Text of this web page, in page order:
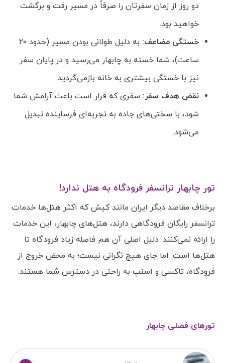
دو روز از زمان سفرتان را صرفاً در مسیر رفت و برگشت
خواهید بود.
خستگی مضاعف:
به دلیل طولانی بودن مسیر (حدود ۲۰
ساعت)، شما خسته به چابهار می‌رسید و در پایان سفر
نیز با خستگی بیشتری به خانه بازمی‌گردید.
نقض هدف سفر: سفری که قرار است باعث آرامش شما
شود، با سختی‌های جاده به تجربه‌ای فرساینده تبدیل
می‌شود.
تور چابهار ترانسفر فرودگاه به هتل ندارد!
برخلاف مقاصد دیگر ایران مانند کیش که اکثر هتل‌ها خدمات
ترانسفر رایگان فرودگاهی دارند، هتل‌های چابهار، این خدمات
را ارائه نمی‌کنند. دلیل اصلی آن هم فاصله زیاد فرودگاه تا
هتل‌ها است. اما جای هیچ نگرانی نیست؛ به محض خروج از
فرودگاه، تاکسی و اسنپ به راحتی در دسترس شما هستند.
تورهای فصلی چابهار